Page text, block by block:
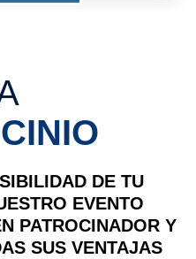
DE TU
EVENTO
PATROCINADOR Y
SUS VENTAJAS